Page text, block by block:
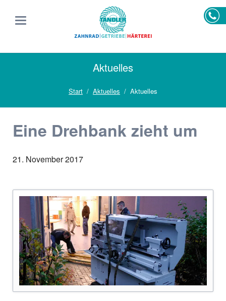
Aktuelles
Start Aktuelles Aktuelles
Eine Drehbank zieht um
21. November 2017